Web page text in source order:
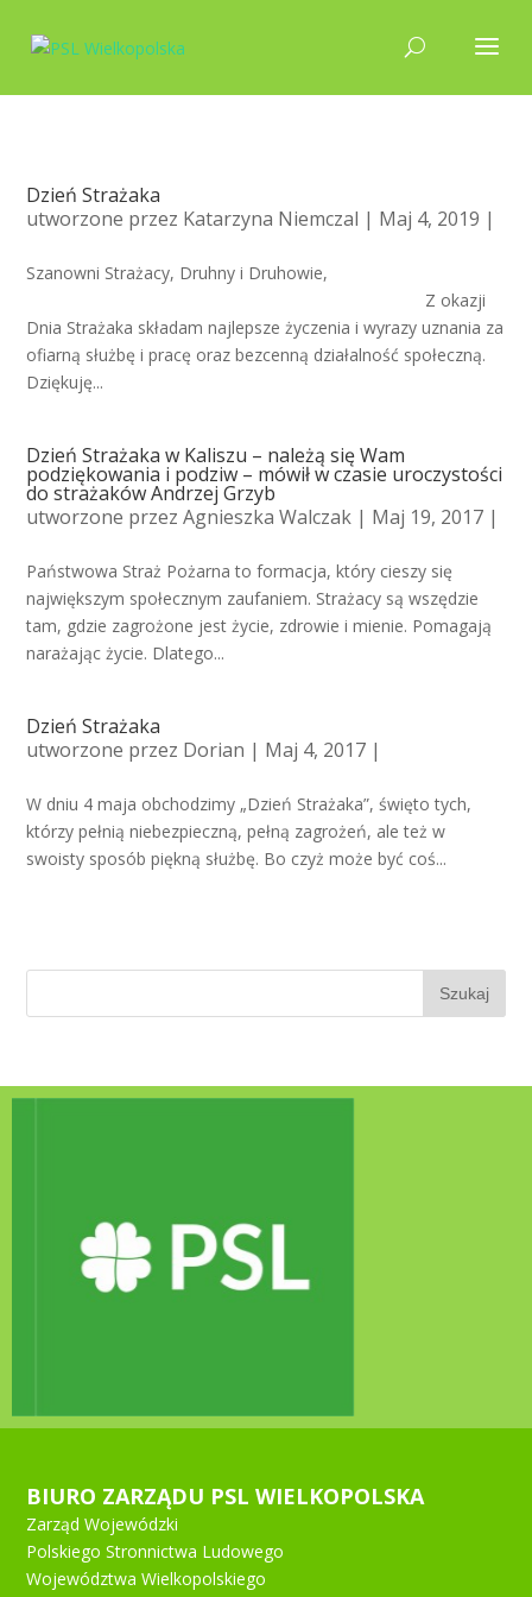
Dzień Strażaka
utworzone przez Katarzyna Niemczal | Maj 4, 2019 |
Szanowni Strażacy, Druhny i Druhowie,
Z okazji
Dnia Strażaka składam najlepsze życzenia i wyrazy uznania za
ofiarną służbę i pracę oraz bezcenną działalność społeczną.
Dziękuję...
Dzień Strażaka w Kaliszu – należą się Wam
podziękowania i podziw – mówił w czasie uroczystości
do strażaków Andrzej Grzyb
utworzone przezAgnieszka Walczak | Maj 19, 2017 |
Państwowa Straż Pożarna to formacja, który cieszy się
największym społecznym zaufaniem. Strażacy są wszędzie
tam, gdzie zagrożone jest życie, zdrowie i mienie. Pomagają
narażając życie. Dlatego...
Dzień Strażaka
utworzone przez Dorian | Maj 4, 2017 |
W dniu 4 maja obchodzimy „Dzień Strażaka”, święto tych,
którzy pełnią niebezpieczną, pełną zagrożeń, ale też w
swoisty sposób piękną służbę. Bo czyż może być coś...
BIURO ZARZĄDU PSL WIELKOPOLSKA
Zarząd Wojewódzki
Polskiego Stronnictwa Ludowego
Województwa Wielkopolskiego